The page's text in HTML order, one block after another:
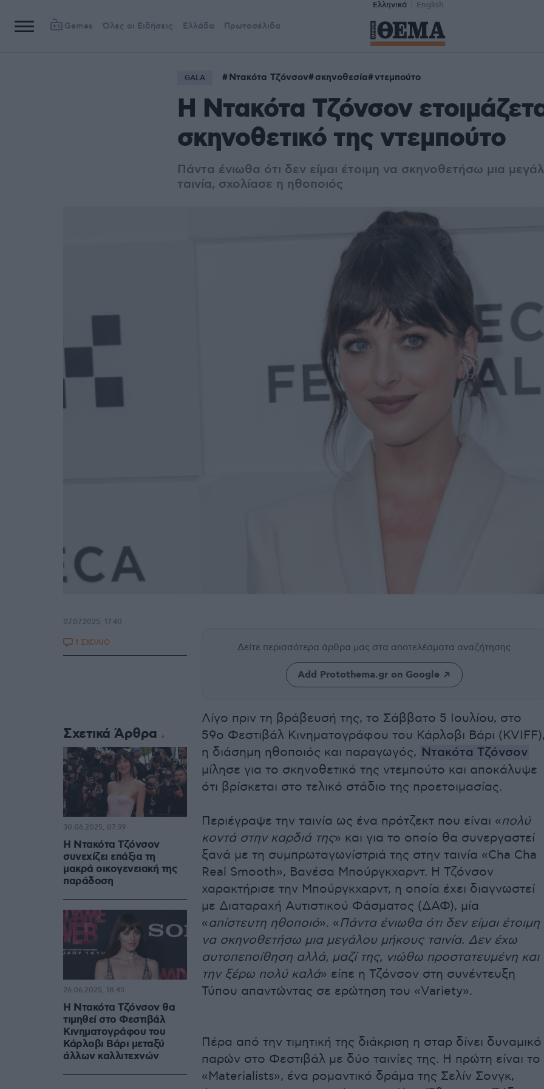
Ελληνικά English
Games Όλες οι Ειδήσεις Ελλάδα Πρωτοσέλιδα
GALA Ντακότα Τζόνσον σκηνοθεσία ντεμπούτο
Η Ντακότα Τζόνσον
σκηνοθετικό της ντεμπούτο
Πάντα ένιωθα ότι δεν είμαι έτοιμη να σκηνοθετήσω μια
ταινία, σχολίασε η ηθοποιός
Δείτε περισσότερα άρθρα μας στα αποτελέσματα αναζήτησης
Add Protothema.gr on Google
Λίγο πριν τη βράβευσή της, το Σάββατο 5 Ιουλίου, στο
59ο Φεστιβάλ Κινηματογράφου του Κάρλοβι Βάρι
η διάσημη ηθοποιός και παραγωγός, Ντακότα Τζόνσον
μίλησε για το σκηνοθετικό της ντεμπούτο και αποκάλυψε
ότι βρίσκεται στο τελικό στάδιο της προετοιμασίας.
Περιέγραψε την ταινία ως ένα πρότζεκτ που είναι «πολύ
κοντά στην καρδιά της» και για το οποίο θα συνεργαστεί
ξανά με τη συμπρωταγωνίστριά της στην ταινία «Cha Cha
Real Smooth», Βανέσα Μπούργκχαρντ. Η Τζόνσον
χαρακτήρισε την Μπούργκχαρντ, η οποία έχει διαγνωστεί
με Διαταραχή Αυτιστικού Φάσματος (ΔΑΦ), μία
«απίστευτη ηθοποιό». «Πάντα ένιωθα ότι δεν είμαι έτοιμη
να σκηνοθετήσω μια μεγάλου μήκους ταινία. Δεν έχω
αυτοπεποίθηση αλλά, μαζί της, νιώθω προστατευμένη και
την ξέρω πολύ καλά» είπε η Τζόνσον στη συνέντευξη
Τύπου απαντώντας σε ερώτηση του «Variety».
Πέρα από την τιμητική της διάκριση η σταρ δίνει δυναμικό
παρών στο Φεστιβάλ με δύο ταινίες της. Η πρώτη είναι το
«Materialists», ένα ρομαντικό δράμα της Σελίν Σονγκ,
07.07.2025, 17:40
1 ΣΧΟΛΙΟ
Σχετικά Άρθρα
Η Ντακότα Τζόνσον
συνεχίζει επάξια τη
μακρά οικογενειακή της
παράδοση
30.06.2025, 07:39
Η Ντακότα Τζόνσον θα
τιμηθεί στο Φεστιβάλ
Κινηματογράφου του
Κάρλοβι Βάρι μεταξύ
άλλων καλλιτεχνών
26.06.2025, 18:45